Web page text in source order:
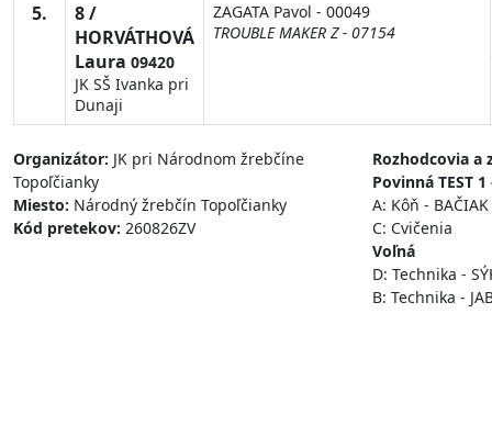
5.
8 /
HORVÁTHOVÁ
Laura 09420
JK SŠ Ivanka pri
Dunaji
ZAGATA Pavol - 00049
TROUBLE MAKER Z - 07154
Organizátor: JK pri Národnom žrebčíne
Topoľčianky
Miesto: Národný žrebčín Topoľčianky
Kód pretekov: 260826ZV
Rozhodcovia a
Povinná TEST 1
A: Kôň -
C: Cvičenia
Voľná
D: Technika -
B: Technika -